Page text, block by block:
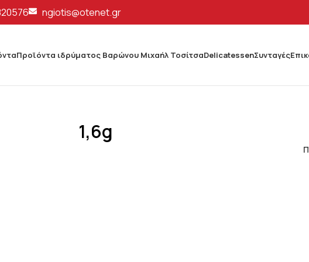
ngiotis@otenet.gr
Προϊόντα ιδρύματος Βαρώνου Μιχαήλ ΤοσίτσαDelicatessenΣυνταγές
1,6g